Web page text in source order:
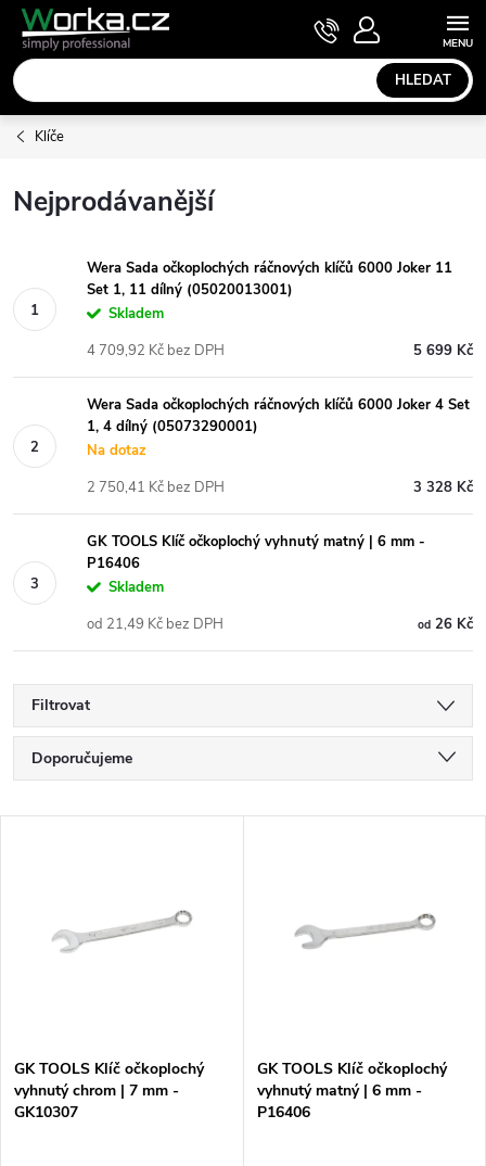
Přejít
obsah
HLEDAT
NÁKUPNÍ
KOŠÍK
Klíče
Nejprodávanější
Wera Sada očkoplochých ráčnových klíčů 6000 Joker 11
Set 1, 11 dílný (05020013001)
Skladem
5 699 Kč
4 709,92 Kč bez DPH
Wera Sada očkoplochých ráčnových klíčů 6000 Joker 4 Set
1, 4 dílný (05073290001)
Na dotaz
3 328 Kč
2 750,41 Kč bez DPH
GK TOOLS Klíč očkoplochý vyhnutý matný | 6 mm -
P16406
Skladem
od26 Kč
od 21,49 Kč bez DPH
Filtrovat
Ř
a
p
Doporučujeme
Abecedně
s
p
GK TOOLS Klíč očkoplochý
vyhnutý chrom | 7 mm -
GK10307
GK TOOLS Klíč očkoplochý
vyhnutý matný | 6 mm -
P16406